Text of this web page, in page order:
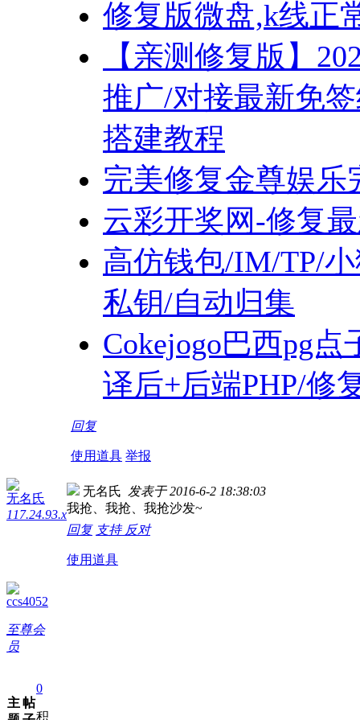
修复版微盘,k线正
【亲测修复版】
推广/对接最新免
搭建教程
完美修复金尊娱乐
云彩开奖网-修复
高仿钱包/IM/TP/
私钥/自动归集
Cokejogo巴西pg
译后+后端PHP/修
回复
使用道具 举报
无名氏
117.24.93.x
无名氏 发表于 2016-6-2 18:38:03
我抢、我抢、我抢沙发~
回复 支持 反对
使用道具
ccs4052
至尊会
员
主帖
0
积